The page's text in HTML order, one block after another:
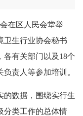
在区人民会堂举
卫生行业协会秘书
各有关部门以及18个
责人等参加培训。
数据，围绕实行生
分类工作的总体情